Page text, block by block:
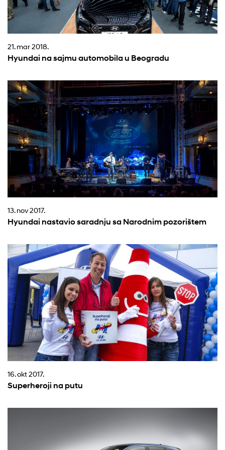
21. mar 2018.
Hyundai na sajmu automobila u Beogradu
13. nov 2017.
Hyundai nastavio saradnju sa Narodnim pozorištem
16. okt 2017.
Superheroji na putu